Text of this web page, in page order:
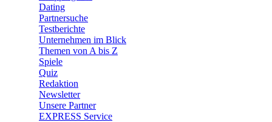
Dating
Partnersuche
Testberichte
Unternehmen im Blick
Themen von A bis Z
Spiele
Quiz
Redaktion
Newsletter
Unsere Partner
EXPRESS Service